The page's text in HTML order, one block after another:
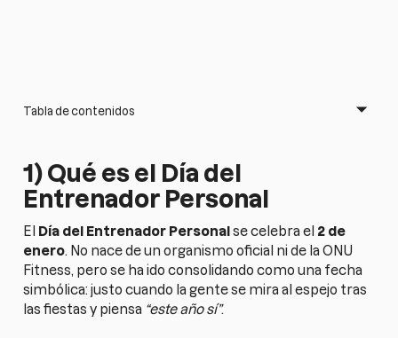
Tabla de contenidos
1) Qué es el Día del
Entrenador Personal
El Día del Entrenador Personalse celebra el 2 de
enero. No nace de un organismo oficial ni de la ONU
Fitness, pero se ha ido consolidando como una fecha
simbólica: justo cuando la gente se mira al espejo tras
las fiestas y piensa “este año sí”.